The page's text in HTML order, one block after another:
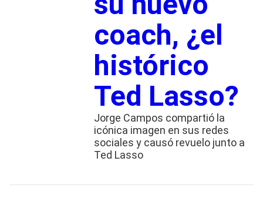
coach, ¿el
histórico
Ted Lasso?
Jorge Campos compartió la
icónica imagen en sus redes
sociales y causó revuelo junto a
Ted Lasso